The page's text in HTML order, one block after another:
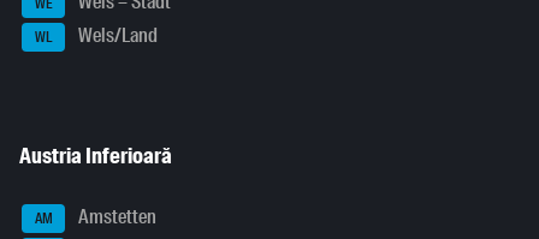
WE
WL Wels/Land
Austria Inferioară
AM Amstetten